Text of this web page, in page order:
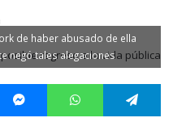
de haber abusado de ella
negó tales alegaciones
MessengerWhatsApp